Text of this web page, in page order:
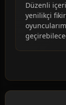
Düzenli
yenilikçi